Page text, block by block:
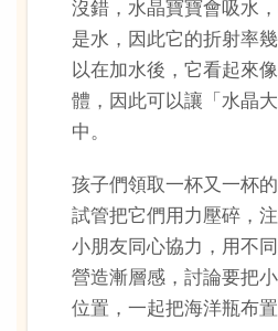
沒錯，水晶寶寶會吸水
是水，因此它的折射率
以在加水後，它看起來
體，因此可以讓「水晶
中。
孩子們領取一杯又一杯
試管把它們用力壓碎，
小朋友同心協力，用不
營造漸層感，討論要把
位置，一起把海洋瓶布